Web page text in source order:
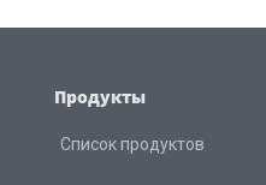
Продукты
Список продуктов